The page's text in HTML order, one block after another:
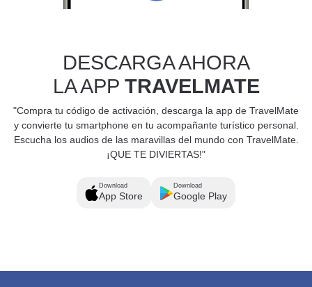
DESCARGA AHORA
LA APP TRAVELMATE
"Compra tu código de activación, descarga la app de TravelMate
y convierte tu smartphone en tu acompañante turístico personal.
Escucha los audios de las maravillas del mundo con TravelMate.
¡QUE TE DIVIERTAS!"
Download
App Store
Download
Google Play